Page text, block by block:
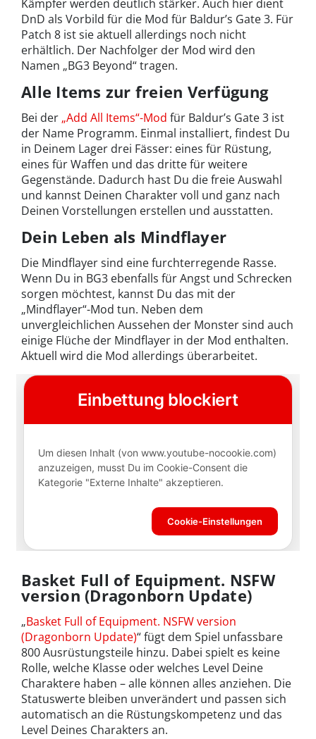
Kämpfer werden deutlich stärker. Auch hier dient
DnD als Vorbild für die Mod für Baldur’s Gate 3. Für
Patch 8 ist sie aktuell allerdings noch nicht
erhältlich. Der Nachfolger der Mod wird den
Namen „BG3 Beyond“ tragen.
Alle Items zur freien Verfügung
Bei der „Add All Items“-Mod für Baldur’s Gate 3 ist
der Name Programm. Einmal installiert, findest Du
in Deinem Lager drei Fässer: eines für Rüstung,
eines für Waffen und das dritte für weitere
Gegenstände. Dadurch hast Du die freie Auswahl
und kannst Deinen Charakter voll und ganz nach
Deinen Vorstellungen erstellen und ausstatten.
Dein Leben als Mindflayer
Die Mindflayer sind eine furchterregende Rasse.
Wenn Du in BG3 ebenfalls für Angst und Schrecken
sorgen möchtest, kannst Du das mit der
„Mindflayer“-Mod tun. Neben dem
unvergleichlichen Aussehen der Monster sind auch
einige Flüche der Mindflayer in der Mod enthalten.
Aktuell wird die Mod allerdings überarbeitet.
Basket Full of Equipment. NSFW
version (Dragonborn Update)
„Basket Full of Equipment. NSFW version
(Dragonborn Update)“ fügt dem Spiel unfassbare
800 Ausrüstungsteile hinzu. Dabei spielt es keine
Rolle, welche Klasse oder welches Level Deine
Charaktere haben – alle können alles anziehen. Die
Statuswerte bleiben unverändert und passen sich
automatisch an die Rüstungskompetenz und das
Level Deines Charakters an.